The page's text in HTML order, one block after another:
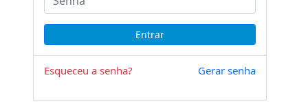
Esqueceu a senha? Gerar senha